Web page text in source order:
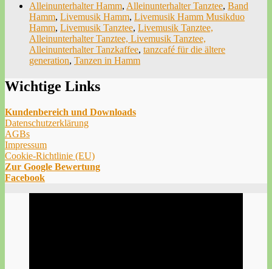
Alleinunterhalter Hamm, Alleinunterhalter Tanztee, Band
Hamm, Livemusik Hamm, Livemusik Hamm Musikduo
Hamm, Livemusik Tanztee, Livemusik Tanztee,
Alleinunterhalter Tanztee, Livemusik Tanztee,
Alleinunterhalter Tanzkaffee, tanzcafé für die ältere
generation, Tanzen in Hamm
Wichtige Links
Kundenbereich und Downloads
Datenschutzerklärung
AGBs
Impressum
Cookie-Richtlinie (EU)
Zur Google Bewertung
Facebook